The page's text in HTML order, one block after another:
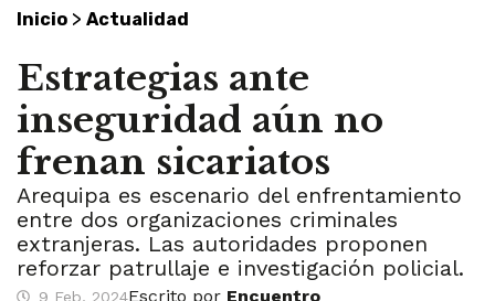
Inicio > Actualidad
Estrategias ante
inseguridad aún no
frenan sicariatos
Arequipa es escenario del enfrentamiento
entre dos organizaciones criminales
extranjeras. Las autoridades proponen
reforzar patrullaje e investigación policial.
9 Feb, 2024Escrito por Encuentro